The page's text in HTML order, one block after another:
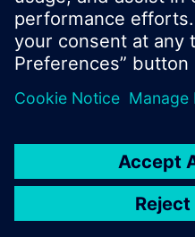
© Siemens Switzerland
Division - 2016
A termékválaszték és az
Biztonsági előírás
A felhasználás feltételei